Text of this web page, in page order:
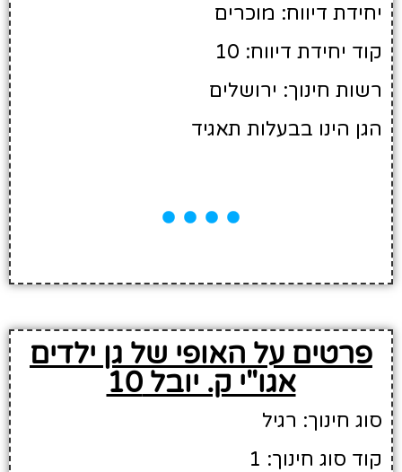
יחידת דיווח: מוכרים
קוד יחידת דיווח: 10
רשות חינוך: ירושלים
הגן הינו בבעלות תאגיד
פרטים על האופי של גן ילדים
אגו"י ק. יובל 10
סוג חינוך: רגיל
קוד סוג חינוך: 1